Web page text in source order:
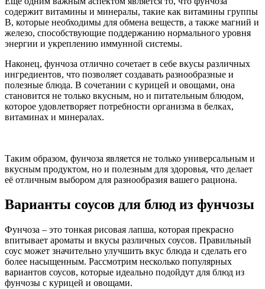
содержит витамины и минералы, такие как витамины группы
B, которые необходимы для обмена веществ, а также магний и
железо, способствующие поддержанию нормального уровня
энергии и укреплению иммунной системы.
Наконец, фунчоза отлично сочетает в себе вкусы различных
ингредиентов, что позволяет создавать разнообразные и
полезные блюда. В сочетании с курицей и овощами, она
становится не только вкусным, но и питательным блюдом,
которое удовлетворяет потребности организма в белках,
витаминах и минералах.
Таким образом, фунчоза является не только универсальным и
вкусным продуктом, но и полезным для здоровья, что делает
её отличным выбором для разнообразия вашего рациона.
Варианты соусов для блюд из фунчозы
Фунчоза – это тонкая рисовая лапша, которая прекрасно
впитывает ароматы и вкусы различных соусов. Правильный
соус может значительно улучшить вкус блюда и сделать его
более насыщенным. Рассмотрим несколько популярных
вариантов соусов, которые идеально подойдут для блюд из
фунчозы с курицей и овощами.